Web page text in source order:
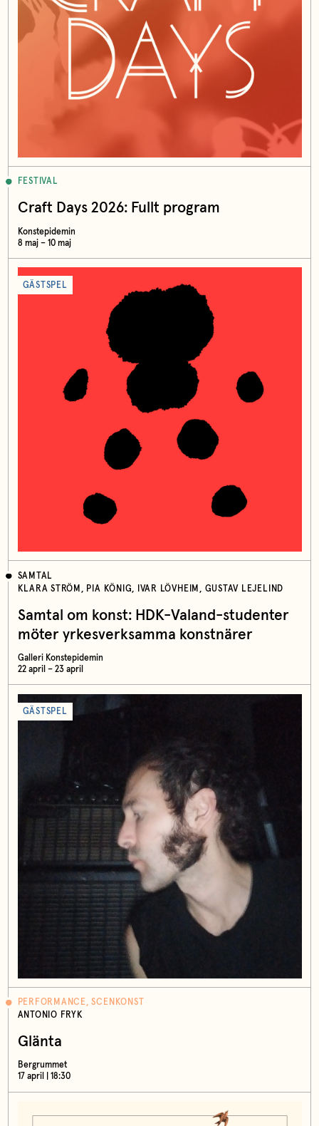
FESTIVAL
Craft Days 2026: Fullt program
Konstepidemin
8 maj – 10 maj
GÄSTSPEL
SAMTAL
KLARA STRÖM, PIA KÖNIG, IVAR LÖVHEIM, GUSTAV LEJELIND
Samtal om konst: HDK-Valand-studenter
möter yrkesverksamma konstnärer
Galleri Konstepidemin
22 april – 23 april
GÄSTSPEL
PERFORMANCE, SCENKONST
ANTONIO FRYK
Glänta
Bergrummet
17 april | 18:30